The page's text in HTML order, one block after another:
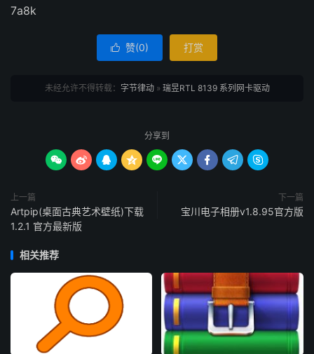
7a8k
 赞(0) 打赏
未经允许不得转载： 字节律动» 瑞昱RTL 8139 系列网卡驱动
分享到
        
上一篇
Artpip(桌面古典艺术壁纸)下载
1.2.1 官方最新版
下一篇
宝川电子相册v1.8.95官方版
相关推荐